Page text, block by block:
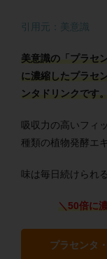
引用元：美意識
美意識の「プラセ
に濃縮したプラセ
ンタドリンクです。
吸収力の高いフィ
種類の植物発酵エ
味は毎日続けられ
＼50倍に
プラセンタ